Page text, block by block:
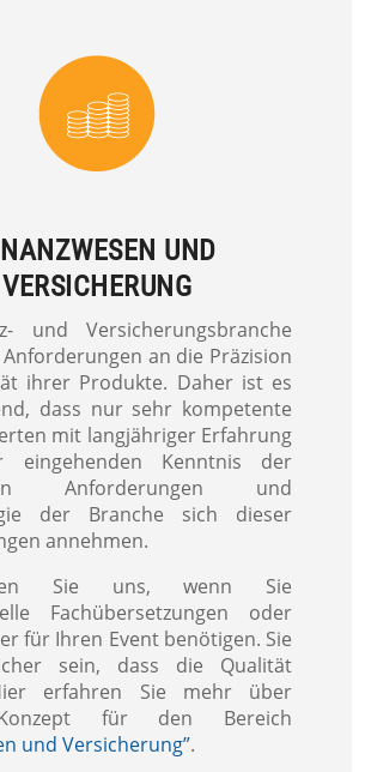
UND
VERSICHERUNG
und Versicherungsbranche
an die Präzision
ihrer Produkte. Daher ist es
dass nur sehr kompetente
mit langjähriger Erfahrung
eingehenden Kenntnis der
Anforderungen und
der Branche sich dieser
annehmen.
Sie uns, wenn Sie
Fachübersetzungen oder
für Ihren Event benötigen. Sie
sein, dass die Qualität
erfahren Sie mehr über
für den Bereich
und Versicherung”.